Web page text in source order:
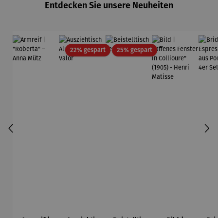
EditionEntdecken Sie unsere Neuheiten
22% gespartRabatt25% gespartRabatt